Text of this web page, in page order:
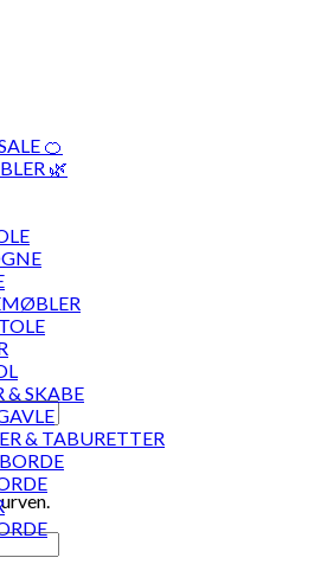
🍊
🌿
& SKABE
& TABURETTER